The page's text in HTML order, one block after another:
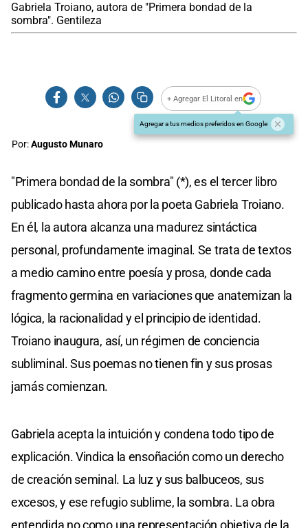
Gabriela Troiano, autora de "Primera bondad de la
sombra". Gentileza
+ Agregar El Litoral en
Agregar a tus medios preferidos en Google
Por:Augusto Munaro
"Primera bondad de la sombra" (*), es el tercer libro
publicado hasta ahora por la poeta Gabriela Troiano.
En él, la autora alcanza una madurez sintáctica
personal, profundamente imaginal. Se trata de textos
a medio camino entre poesía y prosa, donde cada
fragmento germina en variaciones que anatemizan la
lógica, la racionalidad y el principio de identidad.
Troiano inaugura, así, un régimen de conciencia
subliminal. Sus poemas no tienen fin y sus prosas
jamás comienzan.
Gabriela acepta la intuición y condena todo tipo de
explicación. Vindica la ensoñación como un derecho
de creación seminal. La luz y sus balbuceos, sus
excesos, y ese refugio sublime, la sombra. La obra
entendida no como una representación objetiva de la